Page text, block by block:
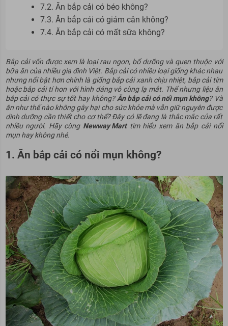
7.2. Ăn bắp cải có béo không?
7.3. Ăn bắp cải có giảm cân không?
7.4. Ăn bắp cải có mất sữa không?
Bắp cải vốn được xem là loại rau ngon, bổ dưỡng và quen thuộc với
bữa ăn của nhiều gia đình Việt. Bắp cải có nhiều loại giống khác nhau
nhưng nổi bật hơn chính là giống bắp cải xanh chịu nhiệt, bắp cải tím
hoặc bắp cải tí hon với hình dáng vô cùng lạ mắt. Thế nhưng liệu ăn
bắp cải có thực sự tốt hay không? Ăn bắp cải có nổi mụn không? Và
ăn như thế nào không gây hại cho sức khỏe mà vẫn giữ nguyên được
dinh dưỡng cần thiết cho cơ thể? Đây có lẽ đang là thắc mắc của rất
nhiều người. Hãy cùng Newway Marttìm hiểu xem ăn bắp cải nổi
mụn hay không nhé.
1. Ăn bắp cải có nổi mụn không?